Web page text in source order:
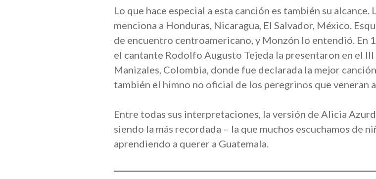
Lo que hace especial a esta canción es también su
menciona a Honduras, Nicaragua, El Salvador, México.
de encuentro centroamericano, y Monzón lo entendió. En
el cantante Rodolfo Augusto Tejeda la presentaron en el
Manizales, Colombia, donde fue declarada la mejor
también el himno no oficial de los peregrinos que veneran
Entre todas sus interpretaciones, la versión de Alicia
siendo la más recordada – la que muchos escuchamos de
aprendiendo a querer a Guatemala.